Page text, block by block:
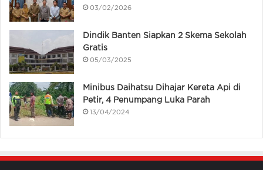
03/02/2026
Dindik Banten Siapkan 2 Skema Sekolah
Gratis
05/03/2025
Minibus Daihatsu Dihajar Kereta Api di
Petir, 4 Penumpang Luka Parah
13/04/2024